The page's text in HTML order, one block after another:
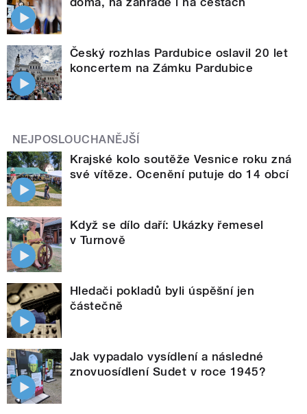
Český rozhlas Pardubice oslavil 20 let
koncertem na Zámku Pardubice
NEJPOSLOUCHANĚJŠÍ
Krajské kolo soutěže Vesnice roku zná
své vítěze. Ocenění putuje do 14 obcí
Když se dílo daří: Ukázky řemesel
v Turnově
Hledači pokladů byli úspěšní jen
částečně
Jak vypadalo vysídlení a následné
znovuosídlení Sudet v roce 1945?